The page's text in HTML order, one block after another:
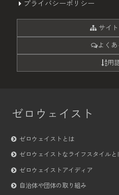
プライバシーポリシー
サイ
よく
用
ゼロウェイスト
ゼロウェイストとは
ゼロウェイストなライフスタイルと
ゼロウェイストアイディア
自治体や団体の取り組み